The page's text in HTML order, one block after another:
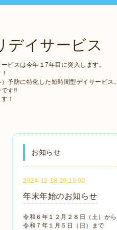
デイサービス
ビスは今年１7年目に突入します。
予防に特化した短時間型デイサービス。
す‼
！
お知らせ
2024-12-18 20:19:00
年末年始のお知らせ
令和６年１２月２８日（土）から
令和７年１月５日（日）まで